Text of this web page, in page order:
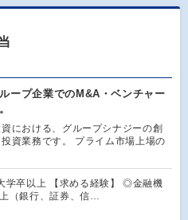
ープ企業でのM&A・ベンチャー
における、グループシナジーの創
資業務です。 プライム市場上場の
学卒以上 【求める経験】 ◎金融機
（銀行、証券、信…